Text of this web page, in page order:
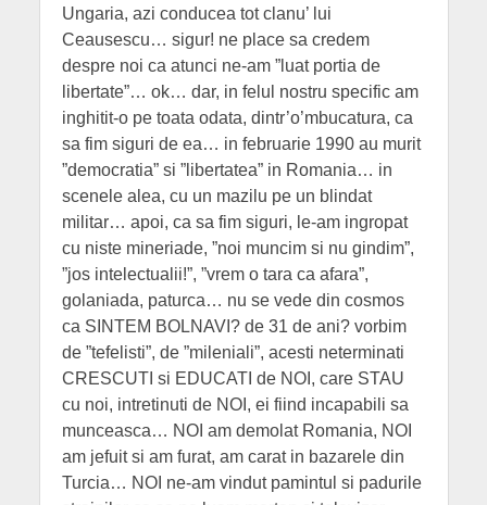
Ungaria, azi conducea tot clanu’ lui
Ceausescu… sigur! ne place sa credem
despre noi ca atunci ne-am ”luat portia de
libertate”… ok… dar, in felul nostru specific am
inghitit-o pe toata odata, dintr’o’mbucatura, ca
sa fim siguri de ea… in februarie 1990 au murit
”democratia” si ”libertatea” in Romania… in
scenele alea, cu un mazilu pe un blindat
militar… apoi, ca sa fim siguri, le-am ingropat
cu niste mineriade, ”noi muncim si nu gindim”,
”jos intelectualii!”, ”vrem o tara ca afara”,
golaniada, paturca… nu se vede din cosmos
ca SINTEM BOLNAVI? de 31 de ani? vorbim
de ”tefelisti”, de ”mileniali”, acesti neterminati
CRESCUTI si EDUCATI de NOI, care STAU
cu noi, intretinuti de NOI, ei fiind incapabili sa
munceasca… NOI am demolat Romania, NOI
am jefuit si am furat, am carat in bazarele din
Turcia… NOI ne-am vindut pamintul si padurile